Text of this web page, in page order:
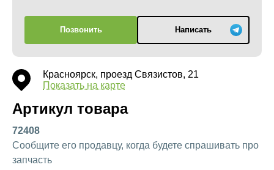
Позвонить Написать
Красноярск, проезд Связистов, 21
Показать на карте
Артикул товара
72408
Сообщите его продавцу, когда будете спрашивать про
запчасть